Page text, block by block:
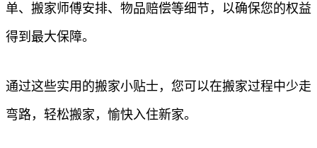
单、搬家师傅安排、物品赔偿等细节，以确保您的权益
得到最大保障。
通过这些实用的搬家小贴士，您可以在搬家过程中少走
弯路，轻松搬家，愉快入住新家。